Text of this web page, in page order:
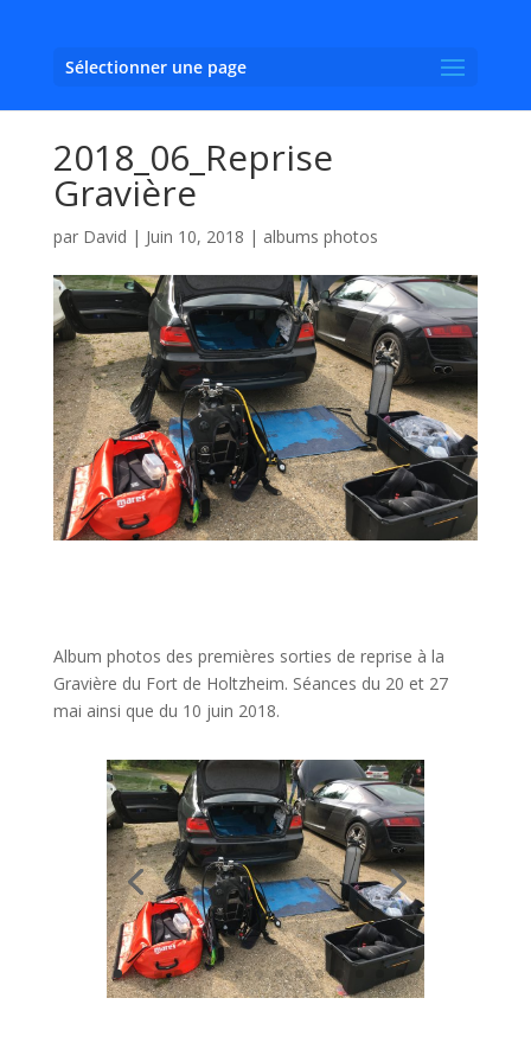
Sélectionner une page
2018_06_Reprise
Gravière
par David | Juin 10, 2018 | albums photos
Album photos des premières sorties de reprise à la
Gravière du Fort de Holtzheim. Séances du 20 et 27
mai ainsi que du 10 juin 2018.